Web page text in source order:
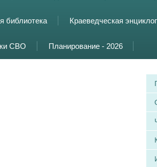
библиотека Краеведческая
СВО Планирование - 2026